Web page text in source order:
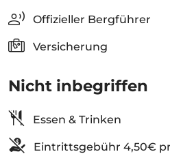
Offizieller Bergführer
Versicherung
Nicht inbegriffen
Essen & Trinken
Eintrittsgebühr 4,50€